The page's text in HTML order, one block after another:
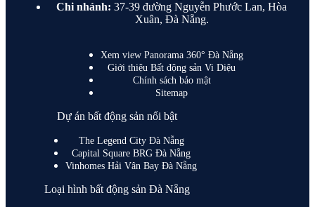
Chi nhánh: 37-39 đường Nguyễn Phước Lan, Hòa
Xuân, Đà Nẵng.
Xem view Panorama 360° Đà Nẵng
Giới thiệu Bất động sản Vi Diệu
Chính sách bảo mật
Sitemap
Dự án bất động sản nổi bật
The Legend City Đà Nẵng
Capital Square BRG Đà Nẵng
Vinhomes Hải Vân Bay Đà Nẵng
Loại hình bất động sản Đà Nẵng